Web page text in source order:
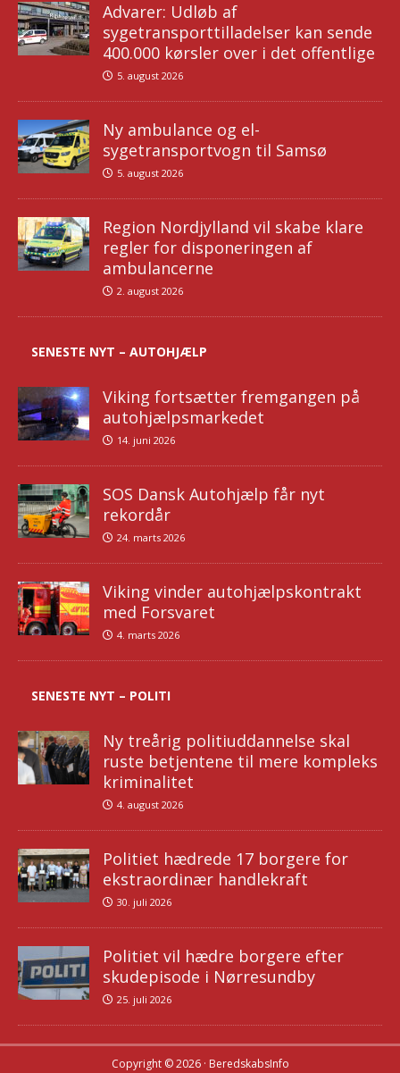
Advarer: Udløb af
sygetransporttilladelser kan sende
400.000 kørsler over i det offentlige
5. august 2026
Ny ambulance og el-
sygetransportvogn til Samsø
5. august 2026
Region Nordjylland vil skabe klare
regler for disponeringen af
ambulancerne
2. august 2026
SENESTE NYT – AUTOHJÆLP
Viking fortsætter fremgangen på
autohjælpsmarkedet
14. juni 2026
SOS Dansk Autohjælp får nyt
rekordår
24. marts 2026
Viking vinder autohjælpskontrakt
med Forsvaret
4. marts 2026
SENESTE NYT – POLITI
Ny treårig politiuddannelse skal
ruste betjentene til mere kompleks
kriminalitet
4. august 2026
Politiet hædrede 17 borgere for
ekstraordinær handlekraft
30. juli 2026
Politiet vil hædre borgere efter
skudepisode i Nørresundby
25. juli 2026
Copyright © 2026 · BeredskabsInfo